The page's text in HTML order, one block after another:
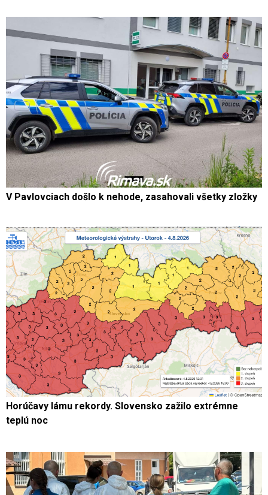
V Pavlovciach došlo k nehode, zasahovali všetky zložky
Horúčavy lámu rekordy. Slovensko zažilo extrémne
teplú noc